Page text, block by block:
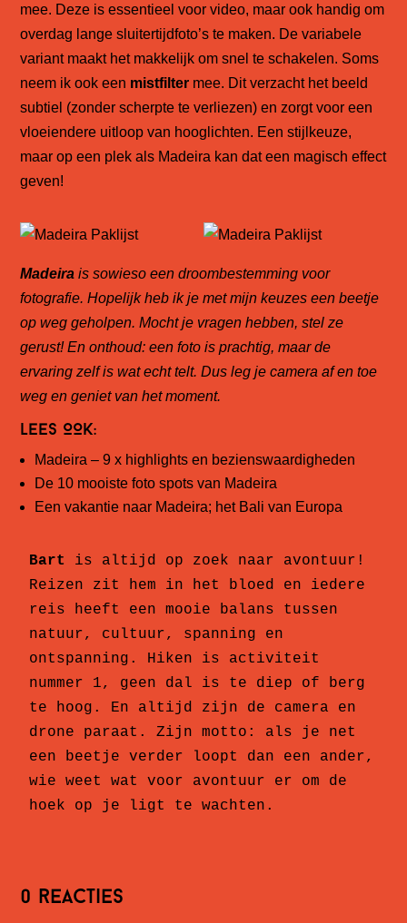
mee. Deze is essentieel voor video, maar ook handig om
overdag lange sluitertijdfoto’s te maken. De variabele
variant maakt het makkelijk om snel te schakelen. Soms
neem ik ook een mistfilter mee. Dit verzacht het beeld
subtiel (zonder scherpte te verliezen) en zorgt voor een
vloeiendere uitloop van hooglichten. Een stijlkeuze,
maar op een plek als Madeira kan dat een magisch effect
geven!
Madeira is sowieso een droombestemming voor
fotografie. Hopelijk heb ik je met mijn keuzes een beetje
op weg geholpen. Mocht je vragen hebben, stel ze
gerust! En onthoud: een foto is prachtig, maar de
ervaring zelf is wat echt telt. Dus leg je camera af en toe
weg en geniet van het moment.
LEES OOK:
Madeira – 9 x highlights en bezienswaardigheden
De 10 mooiste foto spots van Madeira
Een vakantie naar Madeira; het Bali van Europa
Bart
is altijd op zoek naar avontuur!
Reizen zit hem in het bloed en iedere
reis heeft een mooie balans tussen
natuur, cultuur, spanning en
ontspanning. Hiken is activiteit
nummer 1, geen dal is te diep of berg
te hoog. En altijd zijn de camera en
drone paraat. Zijn motto: als je net
een beetje verder loopt dan een ander,
wie weet wat voor avontuur er om de
hoek op je ligt te wachten.
0 reacties